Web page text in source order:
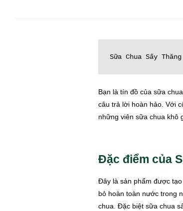
Sữa Chua Sấy
Bạn là tín đồ của sữa
câu trả lời hoàn hảo. Với
những viên sữa chua khô
Đặc điểm của
Đây là sản phẩm được
bỏ hoàn toàn nước trong
chua. Đặc biệt sữa chua